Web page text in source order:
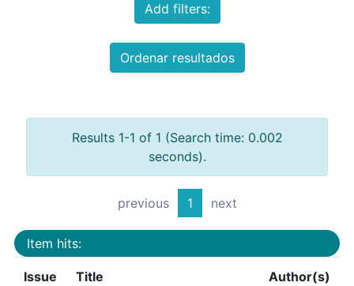
Add filters:
Ordenar resultados
Results 1-1 of 1 (Search time: 0.002
seconds).
previous 1 next
Item hits:
Issue
Title Author(s)